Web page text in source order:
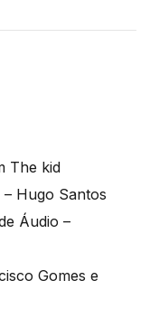
The kid
Hugo Santos
Áudio –
Gomes e